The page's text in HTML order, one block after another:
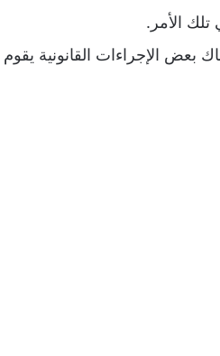
الأمر.
الإجراءات القانونية يقوم